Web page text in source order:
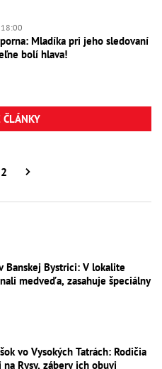
Mladíka pri jeho sledovaní
bolí hlava!
ČLÁNKY
2
Banskej Bystrici: V lokalite
medveďa, zasahuje špeciálny
vo Vysokých Tatrách: Rodičia
Rysy, zábery ich obuvi